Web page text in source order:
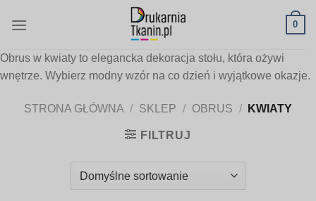
0
Obrus w kwiaty to elegancka dekoracja stołu, która ożywi
wnętrze. Wybierz modny wzór na co dzień i wyjątkowe okazje.
STRONA GŁÓWNA / SKLEP / OBRUS / KWIATY
FILTRUJ